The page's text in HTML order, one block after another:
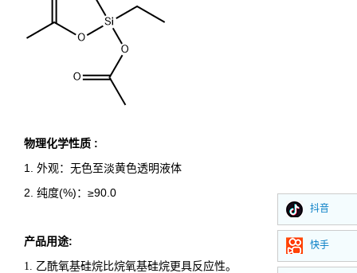
物理化学性质 :
1. 外观： 无色至淡黄色透明液体
2. 纯度(%)：≥90.0
产品用途:
1. 乙酰氧基硅烷比烷氧基硅烷更具反应性。
抖音
快手